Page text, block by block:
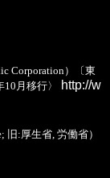
Corporation）〔東
月移行〉
http://w
旧:厚生省, 労働省）